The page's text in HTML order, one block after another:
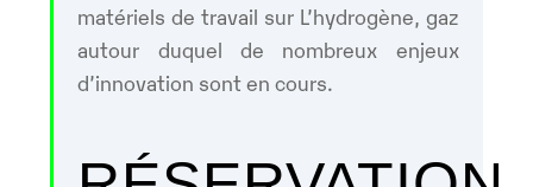
matériels de travail sur L’hydrogène, gaz
autour duquel de nombreux enjeux
d’innovation sont en cours.